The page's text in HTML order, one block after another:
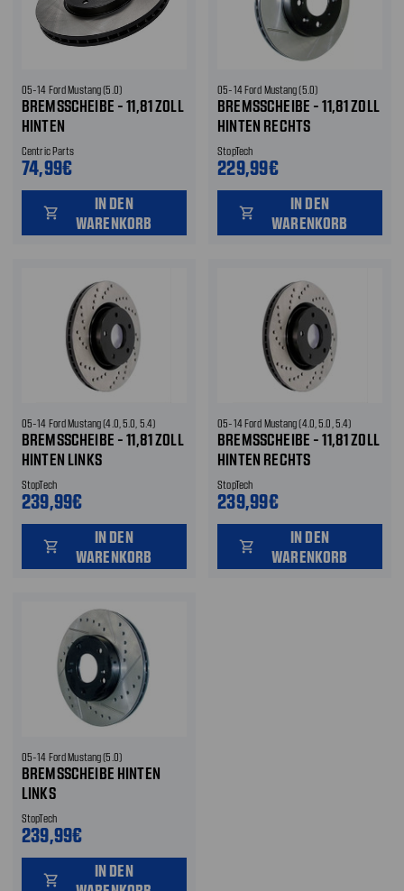
05-14 Ford Mustang (5.0)
BREMSSCHEIBE - 11,81 ZOLL
HINTEN
Centric Parts
74,99€
shopping_cart
IN DEN
WARENKORB
05-14 Ford Mustang (5.0)
BREMSSCHEIBE - 11,81 ZOLL
HINTEN RECHTS
StopTech
229,99€
shopping_cart
IN DEN
WARENKORB
05-14 Ford Mustang (4.0, 5.0, 5.4)
BREMSSCHEIBE - 11,81 ZOLL
HINTEN LINKS
StopTech
239,99€
shopping_cart
IN DEN
WARENKORB
05-14 Ford Mustang (4.0, 5.0, 5.4)
BREMSSCHEIBE - 11,81 ZOLL
HINTEN RECHTS
StopTech
239,99€
shopping_cart
IN DEN
WARENKORB
05-14 Ford Mustang (5.0)
BREMSSCHEIBE HINTEN
LINKS
StopTech
239,99€
shopping_cart
IN DEN